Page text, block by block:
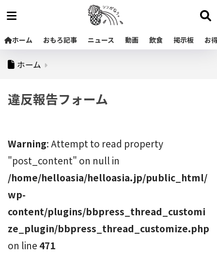
ホーム おもろ記事 ニュース 動画 飲食 掲示板 お
ホーム
違反報告フォーム
Warning: Attempt to read property
"post_content" on null in
/home/helloasia/helloasia.jp/public_html/
wp-
content/plugins/bbpress_thread_customi
ze_plugin/bbpress_thread_customize.php
on line 471